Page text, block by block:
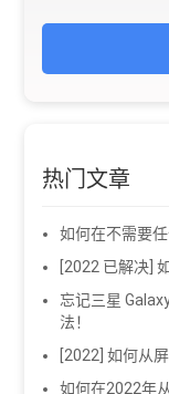
热门文章
如何在不需要
[2022 已解决]
忘记三星
法！
[2022] 如何从
如何在2022年